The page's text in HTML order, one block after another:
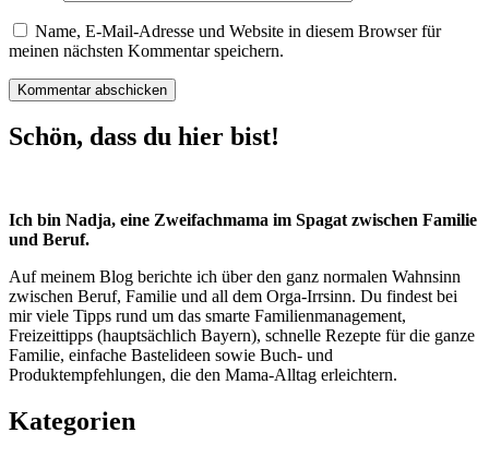
Name, E-Mail-Adresse und Website in diesem Browser für
meinen nächsten Kommentar speichern.
Schön, dass du hier bist!
Ich bin Nadja, eine Zweifachmama im Spagat zwischen Familie
und Beruf.
Auf meinem Blog berichte ich über den ganz normalen Wahnsinn
zwischen Beruf, Familie und all dem Orga-Irrsinn. Du findest bei
mir viele Tipps rund um das smarte Familienmanagement,
Freizeittipps (hauptsächlich Bayern), schnelle Rezepte für die ganze
Familie, einfache Bastelideen sowie Buch- und
Produktempfehlungen, die den Mama-Alltag erleichtern.
Kategorien